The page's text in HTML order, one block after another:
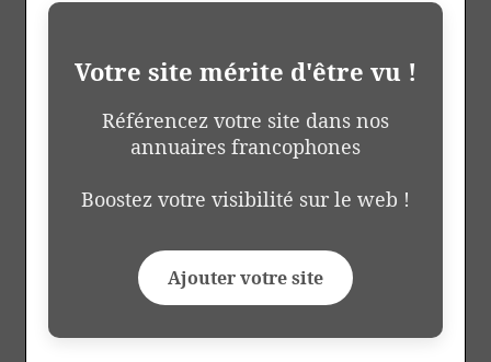
Votre site mérite d'être vu !
Référencez votre site dans nos
annuaires francophones
Boostez votre visibilité sur le web !
Ajouter votre site